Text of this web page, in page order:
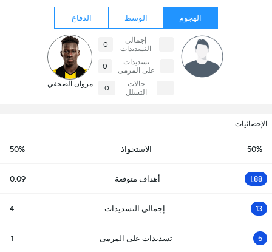
الهجوم الوسط الدفاع
إجمالي
التسديدات
0
تسديدات
على المرمى
0
حالات
التسلل
0 مروان الصحفي
الإحصائيات
50% الاستحواذ 50%
1.88 أهداف متوقعة 0.09
13 إجمالي التسديدات 4
5 تسديدات على المرمى 1